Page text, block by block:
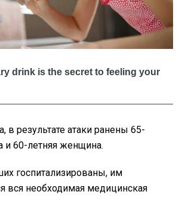
в результате атаки ранены 65-
и 60-летняя женщина.
госпитализированы, им
вся необходимая медицинская